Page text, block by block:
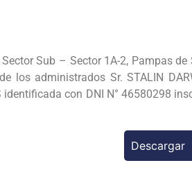
Sub – Sector 1A-2, Pampas de
los administrados Sr. STALIN
identificada con DNI N° 46580298
Descargar